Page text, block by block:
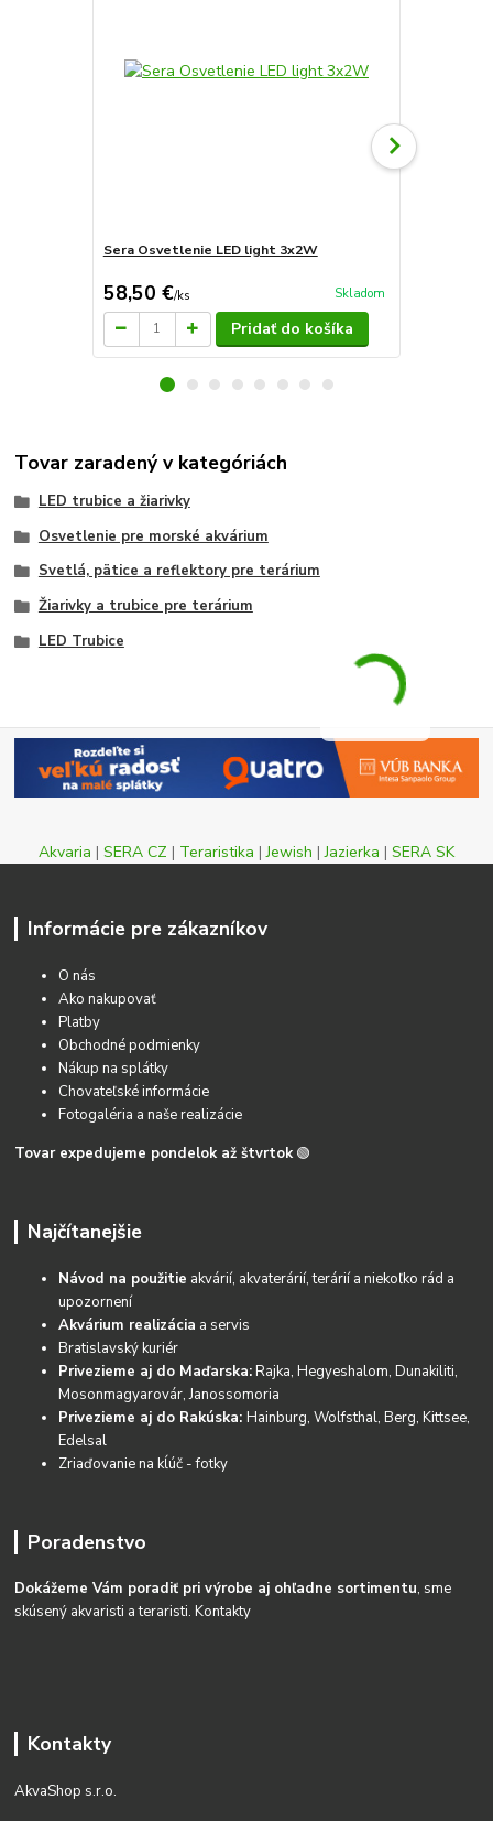
Sera Osvetlenie LED light 3x2W
58,50 €/ks Skladom
Pridať do košíka
Tovar zaradený v kategóriách
LED trubice a žiarivky
Osvetlenie pre morské akvárium
Svetlá, pätice a reflektory pre terárium
Žiarivky a trubice pre terárium
LED Trubice
Akvaria | SERA CZ | Teraristika |Jewish |Jazierka | SERA SK
Informácie pre zákazníkov
O nás
Ako nakupovať
Platby
Obchodné podmienky
Nákup na splátky
Chovateľské informácie
Fotogaléria a naše realizácie
Tovar expedujeme pondelok až štvrtok 🟢
Najčítanejšie
Návod na použitie akvárií, akvaterárií, terárií a niekoľko rád a
upozornení
Akvárium realizácia a servis
Bratislavský kuriér
Privezieme aj do Maďarska:Rajka, Hegyeshalom, Dunakiliti,
Mosonmagyarovár, Janossomoria
Privezieme aj do Rakúska:Hainburg, Wolfsthal, Berg, Kittsee,
Edelsal
Zriaďovanie na kĺúč - fotky
Poradenstvo
Dokážeme Vám poradiť pri výrobe aj ohľadne sortimentu, sme
skúsený akvaristi a teraristi.Kontakty
Kontakty
AkvaShop s.r.o.